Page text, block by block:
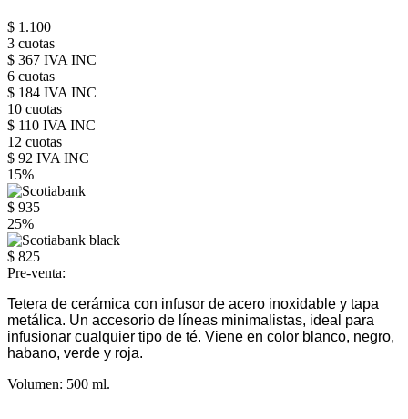
$ 1.100
3 cuotas
$ 367 IVA INC
6 cuotas
$ 184 IVA INC
10 cuotas
$ 110 IVA INC
12 cuotas
$ 92 IVA INC
15%
$ 935
25%
$ 825
Pre-venta:
Tetera de cerámica con infusor de acero inoxidable y tapa
metálica. Un accesorio de líneas minimalistas, ideal para
infusionar cualquier tipo de té. Viene en color blanco, negro,
habano, verde y roja.
Volumen: 500 ml.